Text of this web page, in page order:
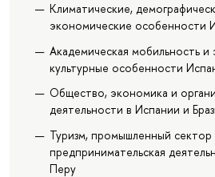
Климатические,
экономические особенности
Академическая мобильность
культурные особенности
Общество, экономика и
деятельности в Испании и
Туризм, промышленный сектор
предпринимательская
Перу